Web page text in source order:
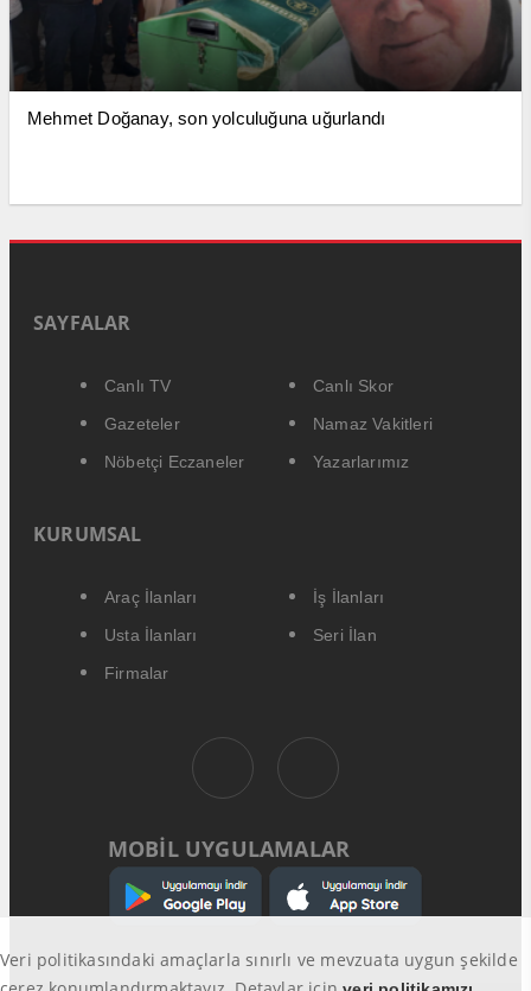
Mehmet Doğanay, son yolculuğuna uğurlandı
SAYFALAR
Canlı TV
Canlı Skor
Gazeteler
Namaz Vakitleri
Nöbetçi Eczaneler
Yazarlarımız
KURUMSAL
Araç İlanları
İş İlanları
Usta İlanları
Seri İlan
Firmalar
MOBİL UYGULAMALAR
Veri politikasındaki amaçlarla sınırlı ve mevzuata uygun şekilde